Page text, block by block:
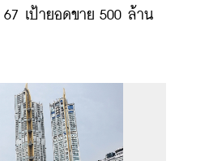
เป้ายอดขาย 500 ล้าน